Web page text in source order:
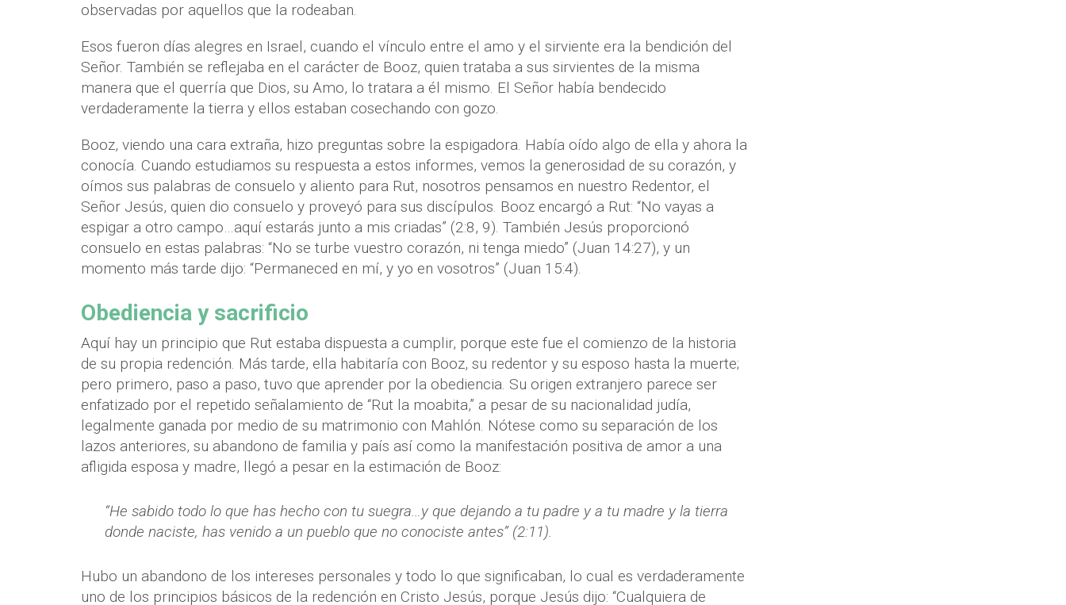
observadas por aquellos que la rodeaban.
Esos fueron días alegres en Israel, cuando el vínculo entre el amo y el sirviente era la bendición del
Señor. También se reflejaba en el carácter de Booz, quien trataba a sus sirvientes de la misma
manera que el querría que Dios, su Amo, lo tratara a él mismo. El Señor había bendecido
verdaderamente la tierra y ellos estaban cosechando con gozo.
Booz, viendo una cara extraña, hizo preguntas sobre la espigadora. Había oído algo de ella y ahora la
conocía. Cuando estudiamos su respuesta a estos informes, vemos la generosidad de su corazón, y
oímos sus palabras de consuelo y aliento para Rut, nosotros pensamos en nuestro Redentor, el
Señor Jesús, quien dio consuelo y proveyó para sus discípulos. Booz encargó a Rut: “No vayas a
espigar a otro campo…aquí estarás junto a mis criadas” (2:8, 9). También Jesús proporcionó
consuelo en estas palabras: “No se turbe vuestro corazón, ni tenga miedo” (Juan 14:27), y un
momento más tarde dijo: “Permaneced en mí, y yo en vosotros” (Juan 15:4).
Obediencia y sacrificio
Aquí hay un principio que Rut estaba dispuesta a cumplir, porque este fue el comienzo de la historia
de su propia redención. Más tarde, ella habitaría con Booz, su redentor y su esposo hasta la muerte;
pero primero, paso a paso, tuvo que aprender por la obediencia. Su origen extranjero parece ser
enfatizado por el repetido señalamiento de “Rut la moabita,” a pesar de su nacionalidad judía,
legalmente ganada por medio de su matrimonio con Mahlón. Nótese como su separación de los
lazos anteriores, su abandono de familia y país así como la manifestación positiva de amor a una
afligida esposa y madre, llegó a pesar en la estimación de Booz:
“He sabido todo lo que has hecho con tu suegra…y que dejando a tu padre y a tu madre y la tierra
donde naciste, has venido a un pueblo que no conociste antes” (2:11).
Hubo un abandono de los intereses personales y todo lo que significaban, lo cual es verdaderamente
uno de los principios básicos de la redención en Cristo Jesús, porque Jesús dijo: “Cualquiera de